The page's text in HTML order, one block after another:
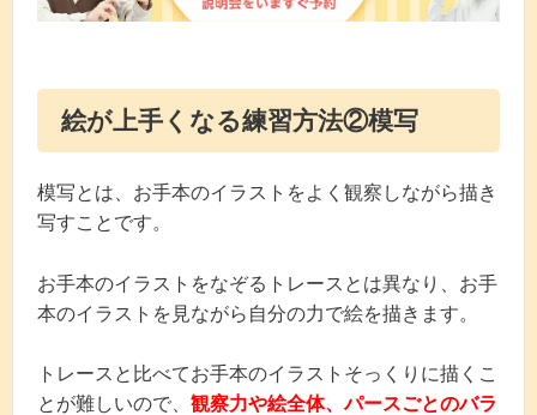
絵が上手くなる練習方法②模写
模写とは、お手本のイラストをよく観察しながら描き
写すことです。
お手本のイラストをなぞるトレースとは異なり、お手
本のイラストを見ながら自分の力で絵を描きます。
トレースと比べてお手本のイラストそっくりに描くこ
とが難しいので、 観察力や絵全体、パースごとのバラ